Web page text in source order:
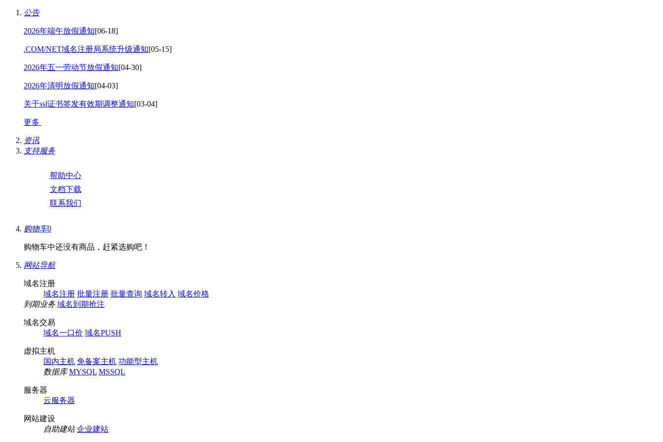
公告
2026年端午放假通知[06-18]
.COM/NET域名注册局系统升级通知[05-15]
2026年五一劳动节放假通知[04-30]
2026年清明放假通知[04-03]
关于ssl证书签发有效期调整通知[03-04]
更多
资讯
支持服务
帮助中心
文档下载
联系我们
购物车0
购物车中还没有商品，赶紧选购吧！
网站导航
域名注册
域名注册 批量注册 批量查询 域名转入 域名价格
到期业务 域名到期抢注
域名交易
域名一口价 域名PUSH
虚拟主机
国内主机 免备案主机 功能型主机
数据库 MYSQL MSSQL
服务器
云服务器
网站建设
自助建站 企业建站